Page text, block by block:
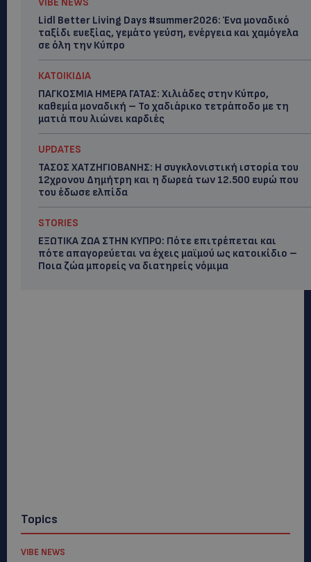
Lidl Better Living Days #summer2026: Ένα μοναδικό
ταξίδι ευεξίας, γεμάτο γεύση, ενέργεια και χαμόγελα
σε όλη την Κύπρο
ΚΑΤΟΙΚΙΔΙΑ
ΠΑΓΚΟΣΜΙΑ ΗΜΕΡΑ ΓΑΤΑΣ: Χιλιάδες στην Κύπρο,
καθεμία μοναδική – Το χαδιάρικο τετράποδο με τη
ματιά που λιώνει καρδιές
UPDATES
ΤΑΣΟΣ ΧΑΤΖΗΓΙΟΒΑΝΗΣ: Η συγκλονιστική ιστορία του
12χρονου Δημήτρη και η δωρεά των 12.500 ευρώ που
του έδωσε ελπίδα
STORIES
ΕΞΩΤΙΚΑ ΖΩΑ ΣΤΗΝ ΚΥΠΡΟ: Πότε επιτρέπεται και
πότε απαγορεύεται να έχεις μαϊμού ως κατοικίδιο –
Ποια ζώα μπορείς να διατηρείς νόμιμα
Topics
VIBE NEWS